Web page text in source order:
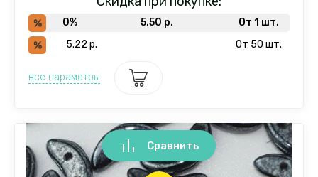
0% 5.50 р.
От 1 шт.
5.22 р. От 50 шт.
все параметры
Сравнить